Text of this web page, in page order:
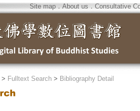
Site map．About us ． Consultative
> Fulltext Search > Bibliography Detail